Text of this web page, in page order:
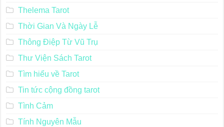
Thelema Tarot
Thời Gian Và Ngày Lễ
Thông Điệp Từ Vũ Trụ
Thư Viện Sách Tarot
Tìm hiểu về Tarot
Tin tức cộng đồng tarot
Tình Cảm
Tính Nguyên Mẫu